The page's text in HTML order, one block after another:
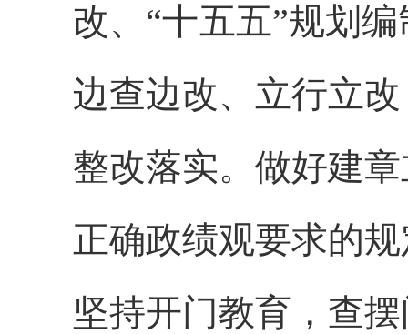
改、“十五五”规划
边查边改、立行立
整改落实。做好建
正确政绩观要求的
坚持开门教育，查